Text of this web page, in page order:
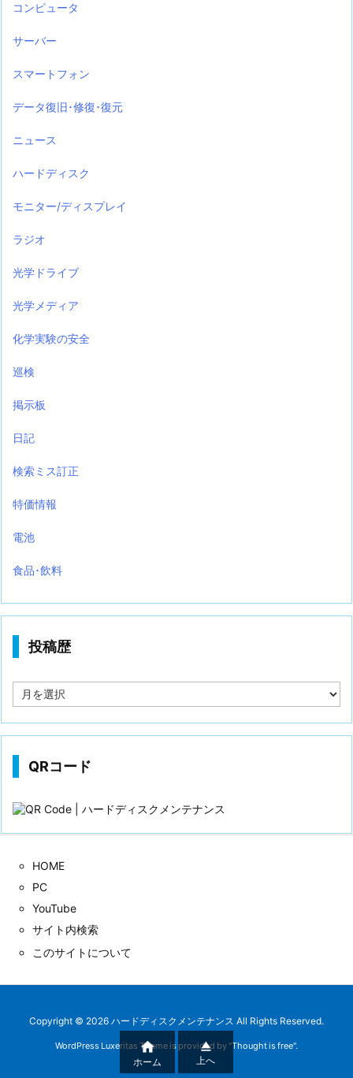
コンピュータ
サーバー
スマートフォン
データ復旧･修復･復元
ニュース
ハードディスク
モニター/ディスプレイ
ラジオ
光学ドライブ
光学メディア
化学実験の安全
巡検
掲示板
日記
検索ミス訂正
特価情報
電池
食品･飲料
投稿歴
稿
QRコード
HOME
PC
YouTube
サイト内検索
このサイトについて
Copyright © 2026 ハードディスクメンテナンス All Rights Reserved.
WordPress Luxeritas Theme is provided by "Thought is free".

ホーム

上へ